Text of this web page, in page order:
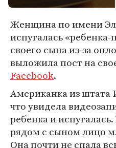
Женщина по имени
испугалась «ребенка-
своего сына из-за
выложила пост на
Facebook.
Американка из штата
что увидела
ребенка и
рядом с сыном лицо
Она почти не спала